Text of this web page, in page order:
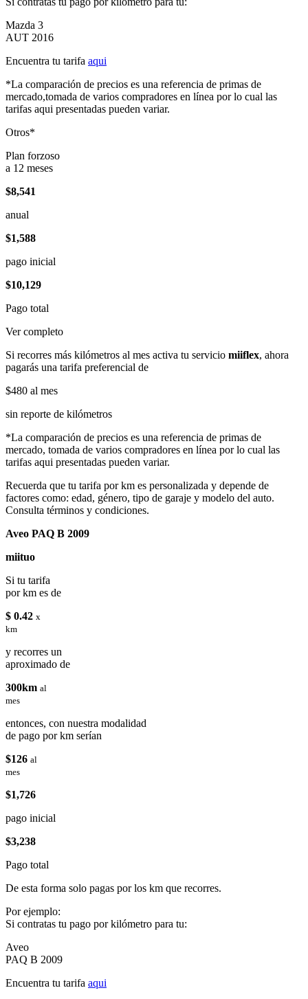
Mazda 3
AUT 2016
Encuentra tu tarifa aqui
*La comparación de precios es una referencia de primas de
mercado,tomada de varios compradores en línea por lo cual las
tarifas aqui presentadas pueden variar.
Otros*
Plan forzoso
a 12 meses
$8,541
anual
$1,588
pago inicial
$10,129
Pago total
Ver completo
Si recorres más kilómetros al mes activa tu servicio miiflex, ahora
pagarás una tarifa preferencial de
$480 al mes
sin reporte de kilómetros
*La comparación de precios es una referencia de primas de
mercado, tomada de varios compradores en línea por lo cual las
tarifas aqui presentadas pueden variar.
Recuerda que tu tarifa por km es personalizada y depende de
factores como: edad, género, tipo de garaje y modelo del auto.
Consulta términos y condiciones.
Aveo PAQ B 2009
miituo
Si tu tarifa
por km es de
$ 0.42 x
km
y recorres un
aproximado de
300km al
mes
entonces, con nuestra modalidad
de pago por km serían
$126 al
mes
$1,726
pago inicial
$3,238
Pago total
De esta forma solo pagas por los km que recorres.
Por ejemplo:
Si contratas tu pago por kilómetro para tu:
Aveo
PAQ B 2009
Encuentra tu tarifa aqui